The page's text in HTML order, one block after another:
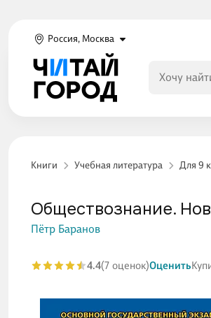
Россия, Москва
Книги Учебная литература Для 9
Обществознание.
Пётр Баранов
4.4(7 оценок)Оценить